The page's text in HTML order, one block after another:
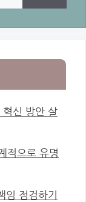
혁신 방안 살
적으로 유명
점검하기